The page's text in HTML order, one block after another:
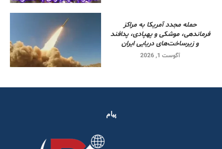
حمله مجدد آمریکا به مراکز
فرماندهی، موشکی و پهپادی، پدافند
و زیرساخت‌های دریایی ایران
آگوست 1, 2026
پیام